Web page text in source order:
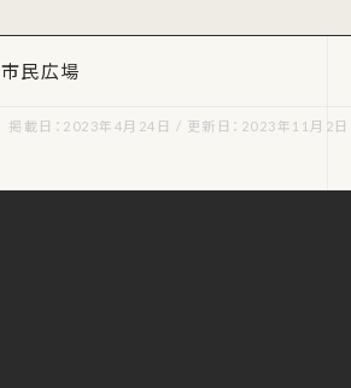
民広場
掲載日：2023年4月24日 / 更新日：2023年11月2日